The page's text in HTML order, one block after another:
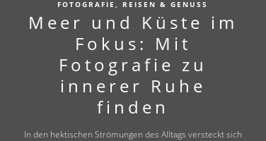
FOTOGRAFIE, REISEN & GENUSS
Meer und Küste im
Fokus: Mit
Fotografie zu
innerer Ruhe
finden
In den hektischen Strömungen des Alltags versteckt sich